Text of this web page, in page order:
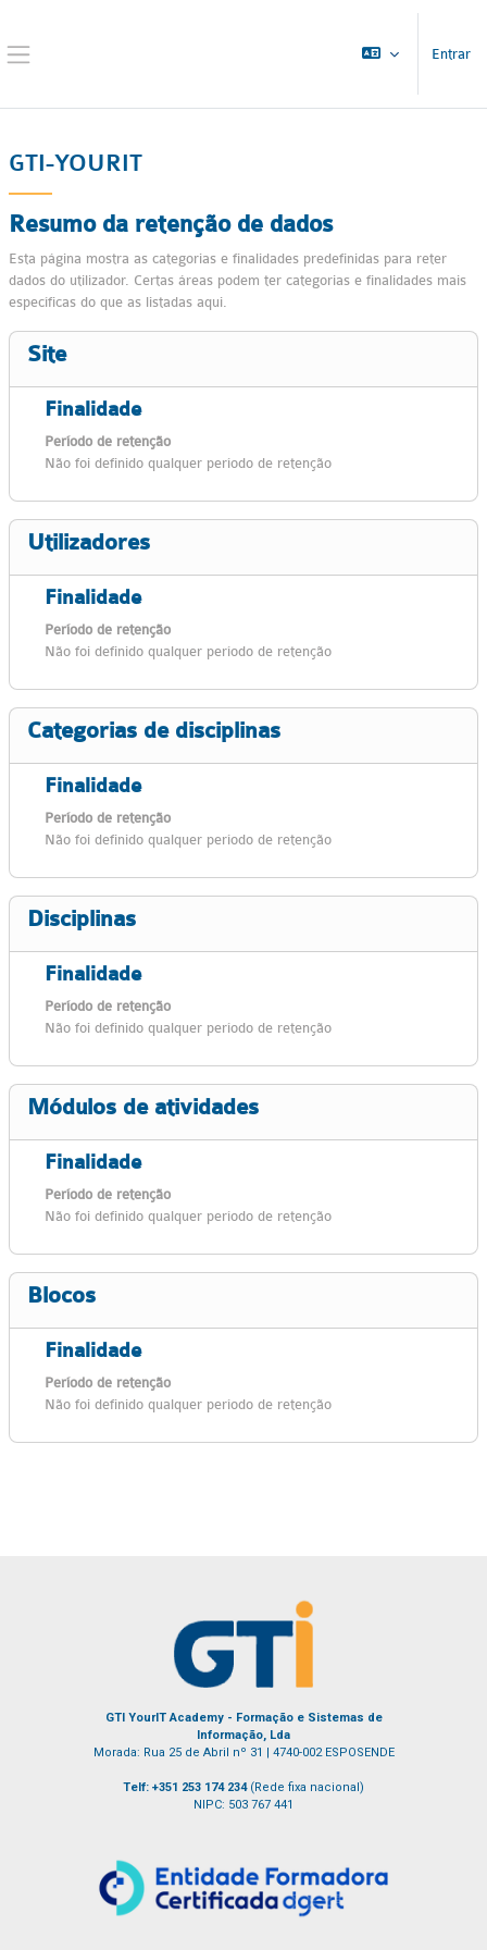
Entrar
GTI-YOURIT
Resumo da retenção de dados
Esta página mostra as categorias e finalidades predefinidas para reter
dados do utilizador. Certas áreas podem ter categorias e finalidades mais
específicas do que as listadas aqui.
Site
Finalidade
Período de retenção
Não foi definido qualquer período de retenção
Utilizadores
Finalidade
Período de retenção
Não foi definido qualquer período de retenção
Categorias de disciplinas
Finalidade
Período de retenção
Não foi definido qualquer período de retenção
Disciplinas
Finalidade
Período de retenção
Não foi definido qualquer período de retenção
Módulos de atividades
Finalidade
Período de retenção
Não foi definido qualquer período de retenção
Blocos
Finalidade
Período de retenção
Não foi definido qualquer período de retenção
GTI YourIT Academy - Formação e Sistemas de
Informação, Lda
Morada: Rua 25 de Abril nº 31 | 4740-002 ESPOSENDE
Telf: +351 253 174 234 (Rede fixa nacional)
NIPC: 503 767 441